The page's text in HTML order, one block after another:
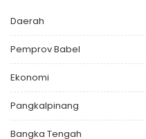
Daerah
Pemprov Babel
Ekonomi
Pangkalpinang
Bangka Tengah